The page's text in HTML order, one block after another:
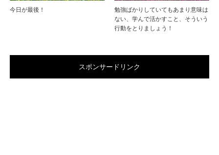
今日が最後！
勉強ばかりしていてもあまり意味は
ない、学んで活かすこと、そういう
行動をとりましょう！
スポンサードリンク